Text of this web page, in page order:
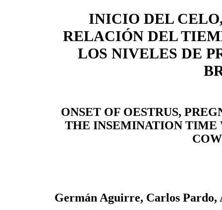
INICIO DEL
RELACIÓN DEL
LOS NIVELES DE
ONSET OF OESTRUS,
THE INSEMINATION TIME
Germán Aguirre, Carlos Pardo,